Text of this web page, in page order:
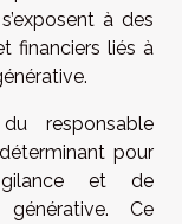
à des
financiers liés à
responsable
pour
et de
Ce